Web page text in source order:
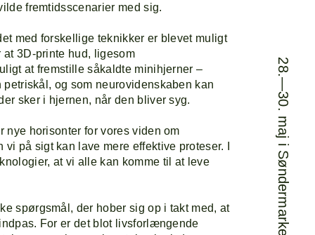
up
Om
28.—30. maj i Søndermarken
fremtidsscenarier med sig.
med forskellige teknikker er blevet muligt
3D-printe hud, ligesom
at fremstille såkaldte minihjerner –
og som neurovidenskaben kan
sker i hjernen, når den bliver syg.
nye horisonter for vores viden om
på sigt kan lave mere effektive proteser. I
at vi alle kan komme til at leve
spørgsmål, der hober sig op i takt med, at
For er det blot livsforlængende